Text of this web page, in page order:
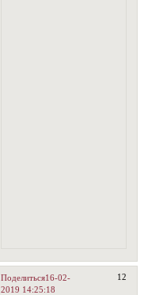
Поделиться 12
16-02-
2019 14:25:18